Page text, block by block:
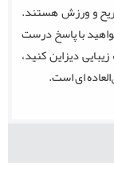
و ورزش هستند.
با پاسخ درست
دیزاین کنید،